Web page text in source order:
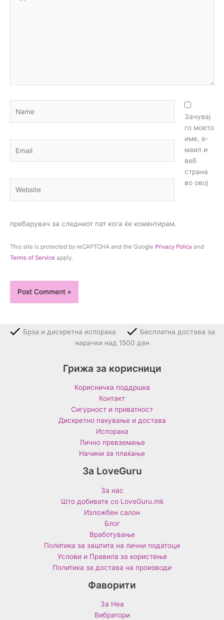
here..
Зачувај
го моето
име, е-
маил и
веб
страна
во овој
пребарувач за следниот пат кога ќе коментирам.
This site is protected by reCAPTCHA and the Google Privacy Policy and
Terms of Service apply.
Брза и дискретна испорака
Бесплатна достава за
нарачки над 1500 ден
Грижа за корисници
Корисничка поддршка
Контакт
Сигурност и приватност
Дискретно пакување и достава
Испорака
Лично превземање
Начини за плаќање
За LoveGuru
За нас
Што добивате со LoveGuru.mk
Изложбен салон
Блог
Вработување
Политика за заштита на лични податоци
Услови и Правила за користење
Политика за достава на производи
Фаворити
За Неа
Вибратори